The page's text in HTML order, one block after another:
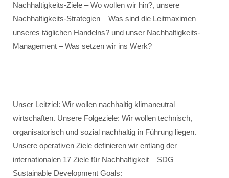
Nachhaltigkeits-Ziele – Wo wollen wir hin?, unsere
Nachhaltigkeits-Strategien – Was sind die Leitmaximen
unseres täglichen Handelns? und unser Nachhaltigkeits-
Management – Was setzen wir ins Werk?
Unser Leitziel: Wir wollen nachhaltig klimaneutral
wirtschaften. Unsere Folgeziele: Wir wollen technisch,
organisatorisch und sozial nachhaltig in Führung liegen.
Unsere operativen Ziele definieren wir entlang der
internationalen 17 Ziele für Nachhaltigkeit – SDG –
Sustainable Development Goals: